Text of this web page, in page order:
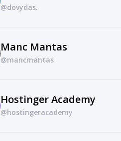
@dovydas.
Manc Mantas
@mancmantas
Hostinger Academy
@hostingeracademy